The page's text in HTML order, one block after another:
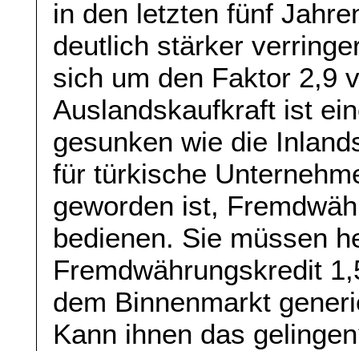
in den letzten fünf
deutlich stärker
sich um den Faktor 2,9
Auslandskaufkraft ist
gesunken wie die
für türkische
geworden ist,
bedienen. Sie müssen
Fremdwährungskredit
dem Binnenmarkt
Kann ihnen das